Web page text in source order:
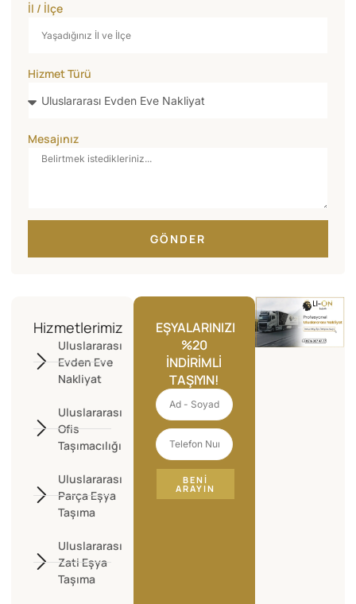
İl / İlçe
Hizmet Türü
Mesajınız
GÖNDER
Hizmetlerimiz
Uluslararası
Evden Eve
Nakliyat
Uluslararası
Ofis
Taşımacılığı
Uluslararası
Parça Eşya
Taşıma
Uluslararası
Zati Eşya
Taşıma
EŞYALARINIZI
%20
İNDIRIMLI
TAŞIYIN!
BENI
ARAYIN